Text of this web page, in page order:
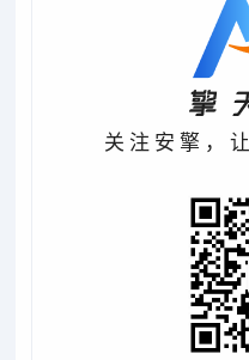
关注安擎，